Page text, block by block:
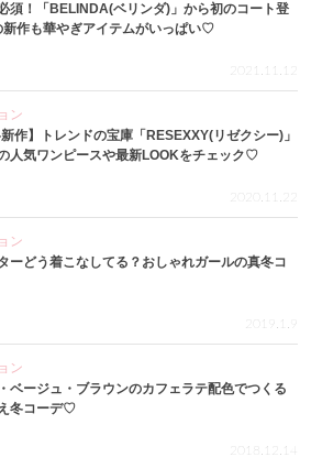
須！「BELINDA(ベリンダ)」から初のコート登
新作も華やぎアイテムがいっぱい♡
2021.11.12
ン
新作】トレンドの宝庫「RESEXXY(リゼクシー)」
人気ワンピースや最新LOOKをチェック♡
2020.11.22
ン
ーどう着こなしてる？おしゃれガールの真冬コ
2019.1.9
ン
ベージュ・ブラウンのカフェラテ配色でつくる
冬コーデ♡
2018.12.14